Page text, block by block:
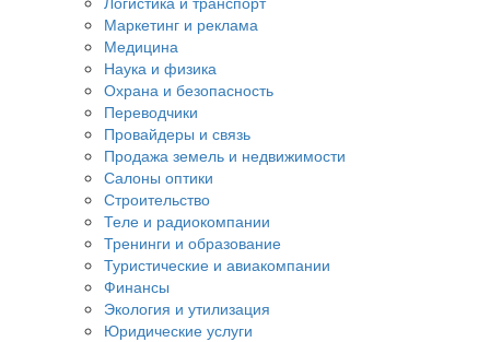
Маркетинг и реклама
Медицина
Наука и физика
Охрана и безопасность
Переводчики
Провайдеры и связь
Продажа земель и недвижимости
Салоны оптики
Строительство
Теле и радиокомпании
Тренинги и образование
Туристические и авиакомпании
Финансы
Экология и утилизация
Юридические услуги